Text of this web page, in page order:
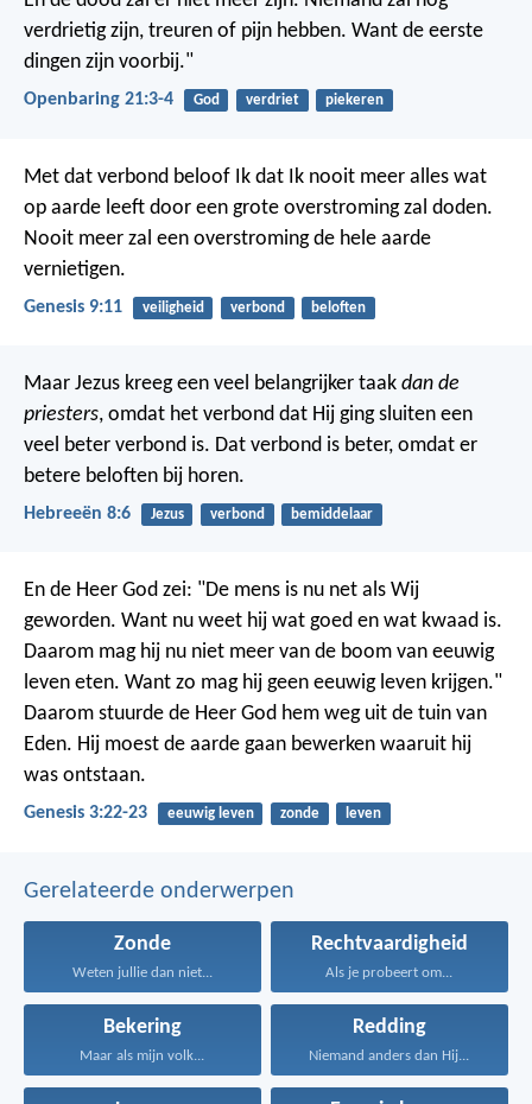
verdrietig zijn, treuren of pijn hebben. Want de eerste
dingen zijn voorbij."
Openbaring 21:3-4 God verdriet piekeren
Met dat verbond beloof Ik dat Ik nooit meer alles wat
op aarde leeft door een grote overstroming zal doden.
Nooit meer zal een overstroming de hele aarde
vernietigen.
Genesis 9:11 veiligheid verbond beloften
Maar Jezus kreeg een veel belangrijker taak dan de
priesters, omdat het verbond dat Hij ging sluiten een
veel beter verbond is. Dat verbond is beter, omdat er
betere beloften bij horen.
Hebreeën 8:6 Jezus verbond bemiddelaar
En de Heer God zei: "De mens is nu net als Wij
geworden. Want nu weet hij wat goed en wat kwaad is.
Daarom mag hij nu niet meer van de boom van eeuwig
leven eten. Want zo mag hij geen eeuwig leven krijgen."
Daarom stuurde de Heer God hem weg uit de tuin van
Eden. Hij moest de aarde gaan bewerken waaruit hij
was ontstaan.
Genesis 3:22-23 eeuwig leven zonde leven
Gerelateerde onderwerpen
Zonde
Weten jullie dan niet...
Rechtvaardigheid
Als je probeert om...
Bekering
Maar als mijn volk...
Redding
Niemand anders dan Hij...